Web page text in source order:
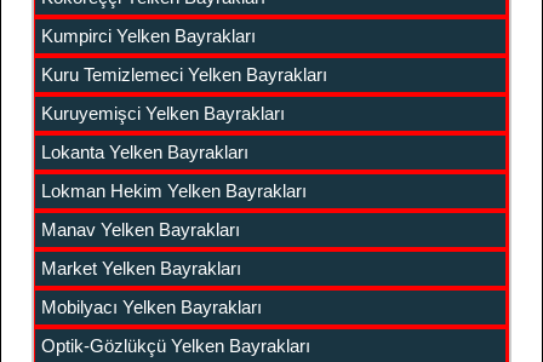
Kumpirci Yelken Bayrakları
Kuru Temizlemeci Yelken Bayrakları
Kuruyemişci Yelken Bayrakları
Lokanta Yelken Bayrakları
Lokman Hekim Yelken Bayrakları
Manav Yelken Bayrakları
Market Yelken Bayrakları
Mobilyacı Yelken Bayrakları
Optik-Gözlükçü Yelken Bayrakları